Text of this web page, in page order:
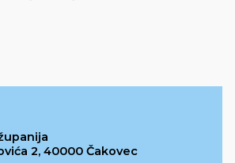
2, 40000 Čakovec